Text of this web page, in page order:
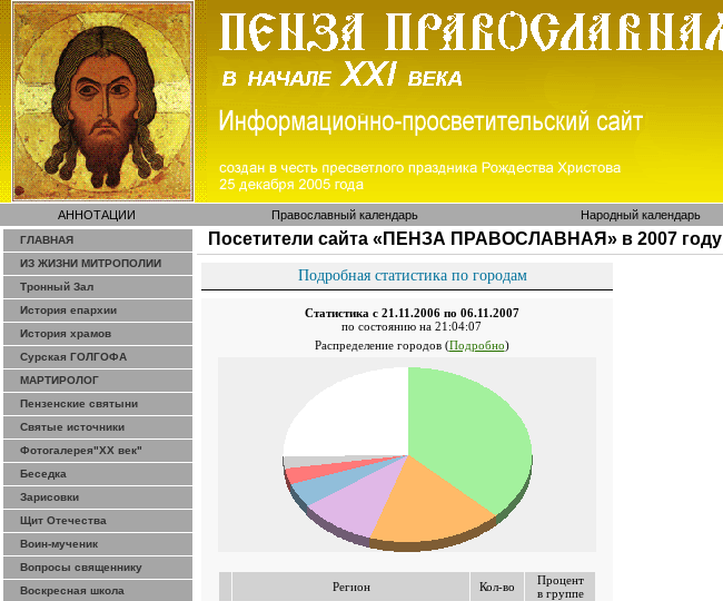
АННОТАЦИИ Православный календарь Народный календарь
ГЛАВНАЯ
ИЗ ЖИЗНИ МИТРОПОЛИИ
Тронный Зал
История епархии
История храмов
Сурская ГОЛГОФА
МАРТИРОЛОГ
Пензенские святыни
Святые источники
Фотогалерея"ХХ век"
Беседка
Зарисовки
Щит Отечества
Воин-мученик
Вопросы священнику
Воскресная школа
Посетители сайта «ПЕНЗА ПРАВОСЛАВНАЯ» в 2007 году
Подробная статистика по городам
Статистика с 21.11.2006 по 06.11.2007
по состоянию на 21:04:07
Распределение городов (Подробно)
Регион Кол-во
Процент
в группе